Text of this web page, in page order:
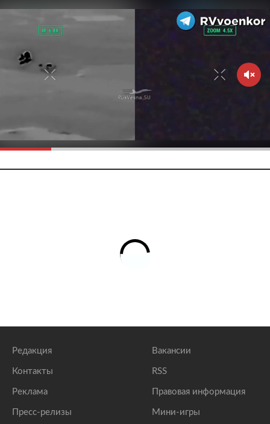
Редакция
Контакты
Реклама
Пресс-релизы
Вакансии
RSS
Правовая информация
Мини-игры